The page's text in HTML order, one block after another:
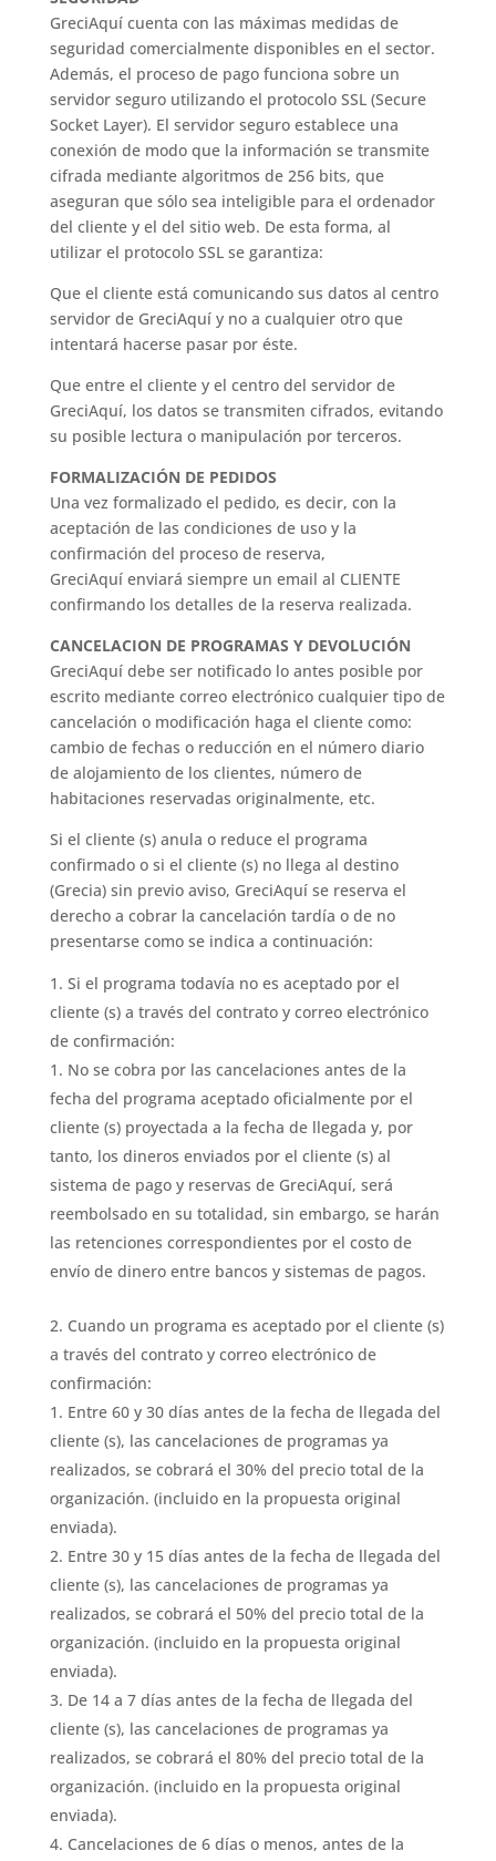
GreciAquí cuenta con las máximas medidas de
seguridad comercialmente disponibles en el sector.
Además, el proceso de pago funciona sobre un
servidor seguro utilizando el protocolo SSL (Secure
Socket Layer). El servidor seguro establece una
conexión de modo que la información se transmite
cifrada mediante algoritmos de 256 bits, que
aseguran que sólo sea inteligible para el ordenador
del cliente y el del sitio web. De esta forma, al
utilizar el protocolo SSL se garantiza:
Que el cliente está comunicando sus datos al centro
servidor de GreciAquí y no a cualquier otro que
intentará hacerse pasar por éste.
Que entre el cliente y el centro del servidor de
GreciAquí, los datos se transmiten cifrados, evitando
su posible lectura o manipulación por terceros.
FORMALIZACIÓN DE PEDIDOS
Una vez formalizado el pedido, es decir, con la
aceptación de las condiciones de uso y la
confirmación del proceso de reserva,
GreciAquí enviará siempre un email al CLIENTE
confirmando los detalles de la reserva realizada.
CANCELACION DE PROGRAMAS Y DEVOLUCIÓN
GreciAquí debe ser notificado lo antes posible por
escrito mediante correo electrónico cualquier tipo de
cancelación o modificación haga el cliente como:
cambio de fechas o reducción en el número diario
de alojamiento de los clientes, número de
habitaciones reservadas originalmente, etc.
Si el cliente (s) anula o reduce el programa
confirmado o si el cliente (s) no llega al destino
(Grecia) sin previo aviso, GreciAquí se reserva el
derecho a cobrar la cancelación tardía o de no
presentarse como se indica a continuación:
Si el programa todavía no es aceptado por el
cliente (s) a través del contrato y correo electrónico
de confirmación:
No se cobra por las cancelaciones antes de la
fecha del programa aceptado oficialmente por el
cliente (s) proyectada a la fecha de llegada y, por
tanto, los dineros enviados por el cliente (s) al
sistema de pago y reservas de GreciAquí, será
reembolsado en su totalidad, sin embargo, se harán
las retenciones correspondientes por el costo de
envío de dinero entre bancos y sistemas de pagos.
Cuando un programa es aceptado por el cliente (s)
a través del contrato y correo electrónico de
confirmación:
Entre 60 y 30 días antes de la fecha de llegada del
cliente (s), las cancelaciones de programas ya
realizados, se cobrará el 30% del precio total de la
organización. (incluido en la propuesta original
enviada).
Entre 30 y 15 días antes de la fecha de llegada del
cliente (s), las cancelaciones de programas ya
realizados, se cobrará el 50% del precio total de la
organización. (incluido en la propuesta original
enviada).
De 14 a 7 días antes de la fecha de llegada del
cliente (s), las cancelaciones de programas ya
realizados, se cobrará el 80% del precio total de la
organización. (incluido en la propuesta original
enviada).
Cancelaciones de 6 días o menos, antes de la